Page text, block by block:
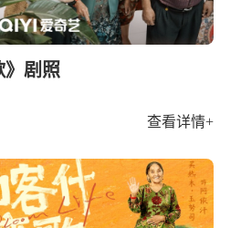
》剧照
查看详情+